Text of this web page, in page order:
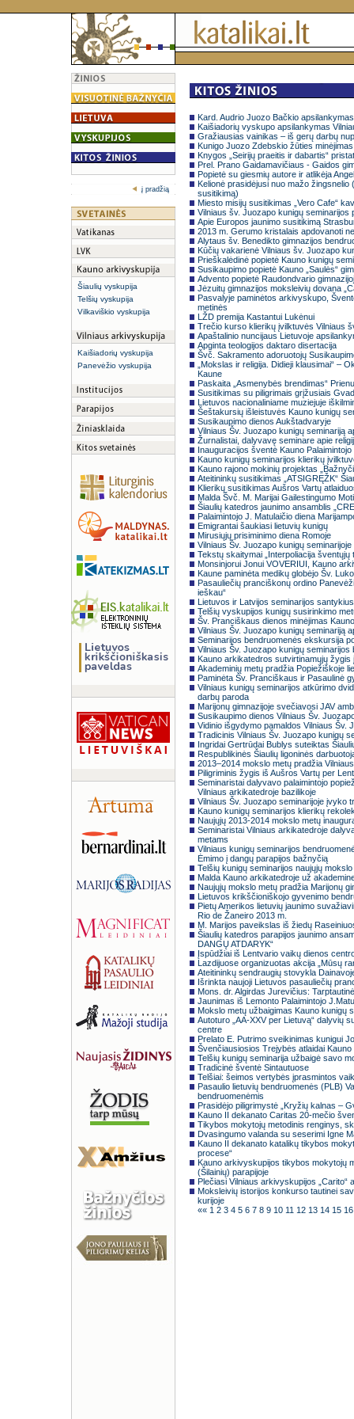
į pradžią
Šiaulių vyskupija
Telšių vyskupija
Vilkaviškio vyskupija
Kaišiadorių vyskupija
Panevėžio vyskupija
Kard. Audrio Juozo Bačkio
Kaišiadorių vyskupo apsilankymas
Gražiausias vainikas – iš gerų darbų
Kunigo Juozo Zdebskio žūties
Knygos „Seirijų praeitis ir dabartis“
Prel. Prano Gaidamavičiaus - Gaidos
Popietė su giesmių autore ir atlikėja
Kelionė prasidėjusi nuo mažo
susitikimą)
Miesto misijų susitikimas „Vero Cafe“
Vilniaus šv. Juozapo kunigų seminarijos
Apie Europos jaunimo susitikimą
2013 m. Gerumo kristalais apdovanoti
Alytaus šv. Benedikto gimnazijos
Kūčių vakarienė Vilniaus šv. Juozapo
Prieškalėdinė popietė Kauno kunigų
Susikaupimo popietė Kauno „Saulės“
Advento popietė Raudondvario
Jėzuitų gimnazijos moksleivių dovana
Pasvalyje paminėtos arkivyskupo,
metinės
LŽD premija Kastantui Lukėnui
Trečio kurso klierikų įvilktuvės Vilniaus
Apaštalinio nuncijaus Lietuvoje
Apginta teologijos daktaro disertacija
Švč. Sakramento adoruotojų
„Mokslas ir religija. Didieji klausimai“ –
Kaune
Paskaita „Asmenybės brendimas“
Susitikimas su piligrimais grįžusiais
Lietuvos nacionaliniame muziejuje
Šeštakursių išleistuvės Kauno kunigų
Susikaupimo dienos Aukštadvaryje
Vilniaus Šv. Juozapo kunigų seminariją
Žurnalistai, dalyvavę seminare apie
Inauguracijos šventė Kauno
Kauno kunigų seminarijos klierikų
Kauno rajono mokinių projektas
Ateitininkų susitikimas „ATSIGRĘŽK“
Klierikų susitikimas Aušros Vartų
Malda Švč. M. Marijai Gailestingumo
Šiaulių katedros jaunimo ansamblis
Palaimintojo J. Matulaičio diena
Emigrantai šaukiasi lietuvių kunigų
Mirusiųjų prisiminimo diena Romoje
Vilniaus Šv. Juozapo kunigų
Tekstų skaitymai „Interpoliacija šventųjų
Monsinjorui Jonui VOVERIUI, Kauno
Kaune paminėta medikų globėjo Šv.
Pasauliečių pranciškonų ordino
ieškau“
Lietuvos ir Latvijos seminarijos
Telšių vyskupijos kunigų susirinkimo
Šv. Pranciškaus dienos minėjimas
Vilniaus Šv. Juozapo kunigų seminariją
Seminarijos bendruomenės ekskursija
Vilniaus Šv. Juozapo kunigų
Kauno arkikatedros sutvirtinamųjų žygis
Akademinių metų pradžia Popiežiškoje
Paminėta Šv. Pranciškaus ir Pasaulinė
Vilniaus kunigų seminarijos atkūrimo
darbų paroda
Marijonų gimnazijoje svečiavosi JAV
Susikaupimo dienos Vilniaus Šv.
Vidinio išgydymo pamaldos Vilniaus Šv.
Tradicinis Vilniaus Šv. Juozapo kunigų
Ingridai Gertrūdai Bublys suteiktas
Respublikinės Šiaulių ligoninės
2013–2014 mokslo metų pradžia
Piligriminis žygis iš Aušros Vartų per
Seminaristai dalyvavo palaimintojo
Vilniaus arkikatedroje bazilikoje
Vilniaus Šv. Juozapo seminarijoje įvyko
Kauno kunigų seminarijos klierikų
Naujųjų 2013-2014 mokslo metų
Seminaristai Vilniaus arkikatedroje
metams
Vilniaus kunigų seminarijos
Ėmimo į dangų parapijos bažnyčią
Telšių kunigų seminarijos naujųjų
Malda Kauno arkikatedroje už
Naujųjų mokslo metų pradžia Marijonų
Lietuvos krikščioniškojo gyvenimo
Pietų Amerikos lietuvių jaunimo
Rio de Žaneiro 2013 m.
M. Marijos paveikslas iš žiedų
Šiaulių katedros parapijos jaunimo
DANGŲ ATDARYK“
Įspūdžiai iš Lentvario vaikų dienos
Lazdijuose organizuotas akcija „Mūsų
Ateitininkų sendraugių stovykla
Išrinkta naujoji Lietuvos pasauliečių
Mons. dr. Algirdas Jurevičius:
Jaunimas iš Lemonto Palaimintojo
Mokslo metų užbaigimas Kauno kunigų
Autoturo „AA-XXV per Lietuvą“ dalyvių
centre
Prelato E. Putrimo sveikinimas kunigui
Švenčiausiosios Trejybės atlaidai Kauno
Telšių kunigų seminarija užbaigė savo
Tradicinė šventė Sintautuose
Telšiai: šeimos vertybės įprasmintos
Pasaulio lietuvių bendruomenės (PLB)
bendruomenėmis
Prasidėjo piligrimystė „Kryžių kalnas –
Kauno II dekanato Caritas 20-mečio
Tikybos mokytojų metodinis renginys,
Dvasingumo valanda su seserimi Igne
Kauno II dekanato katalikų tikybos
procese“
Kauno arkivyskupijos tikybos mokytojų
(Šilainių) parapijoje
Plečiasi Vilniaus arkivyskupijos „Carito“
Moksleivių istorijos konkurso tautinei
kurijoje
«« 1 2 3 4 5 6 7 8 9 10 11 12 13 14 15